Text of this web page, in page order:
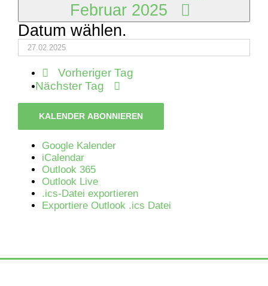
Februar 2025
Datum wählen.
Vorheriger Tag
Nächster Tag
KALENDER ABONNIEREN
Google Kalender
iCalendar
Outlook 365
Outlook Live
.ics-Datei exportieren
Exportiere Outlook .ics Datei